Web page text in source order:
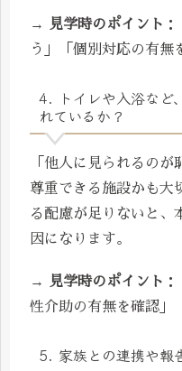
→ 見学時のポイント
う」「個別対応の有無
4. トイレや入浴など
れているか？
「他人に見られるの
尊重できる施設かも大
る配慮が足りないと、
因になります。
→ 見学時のポイント
性介助の有無を確認」
5. 家族との連携や報